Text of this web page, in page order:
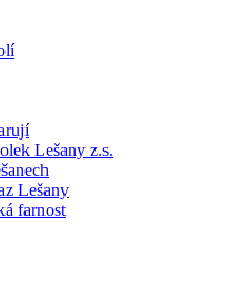
Lešany z.s.
Lešany
farnost